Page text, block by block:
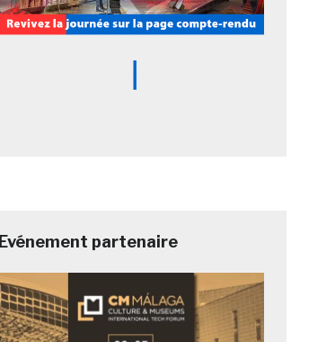
Evénement partenaire